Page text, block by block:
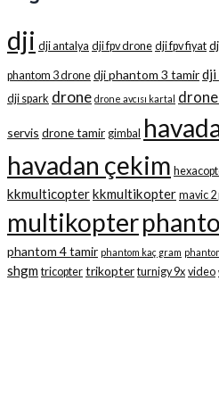
dji dji antalya dji fpv drone dji fpv fiyat
phantom 3 drone dji phantom 3 tamirdji
dji spark drone drone avcısı kartal
servis drone tamir gimbal
havadan çekim
kkmulticopterkkmultikopter mavic 2
multikopter
phantom 4 tamir phantom kaç gram
shgm tricopter trikopter turnigy 9x video